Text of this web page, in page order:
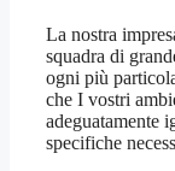
La nostra
squadra di
ogni più
che I vostri
adeguatamente
specifiche